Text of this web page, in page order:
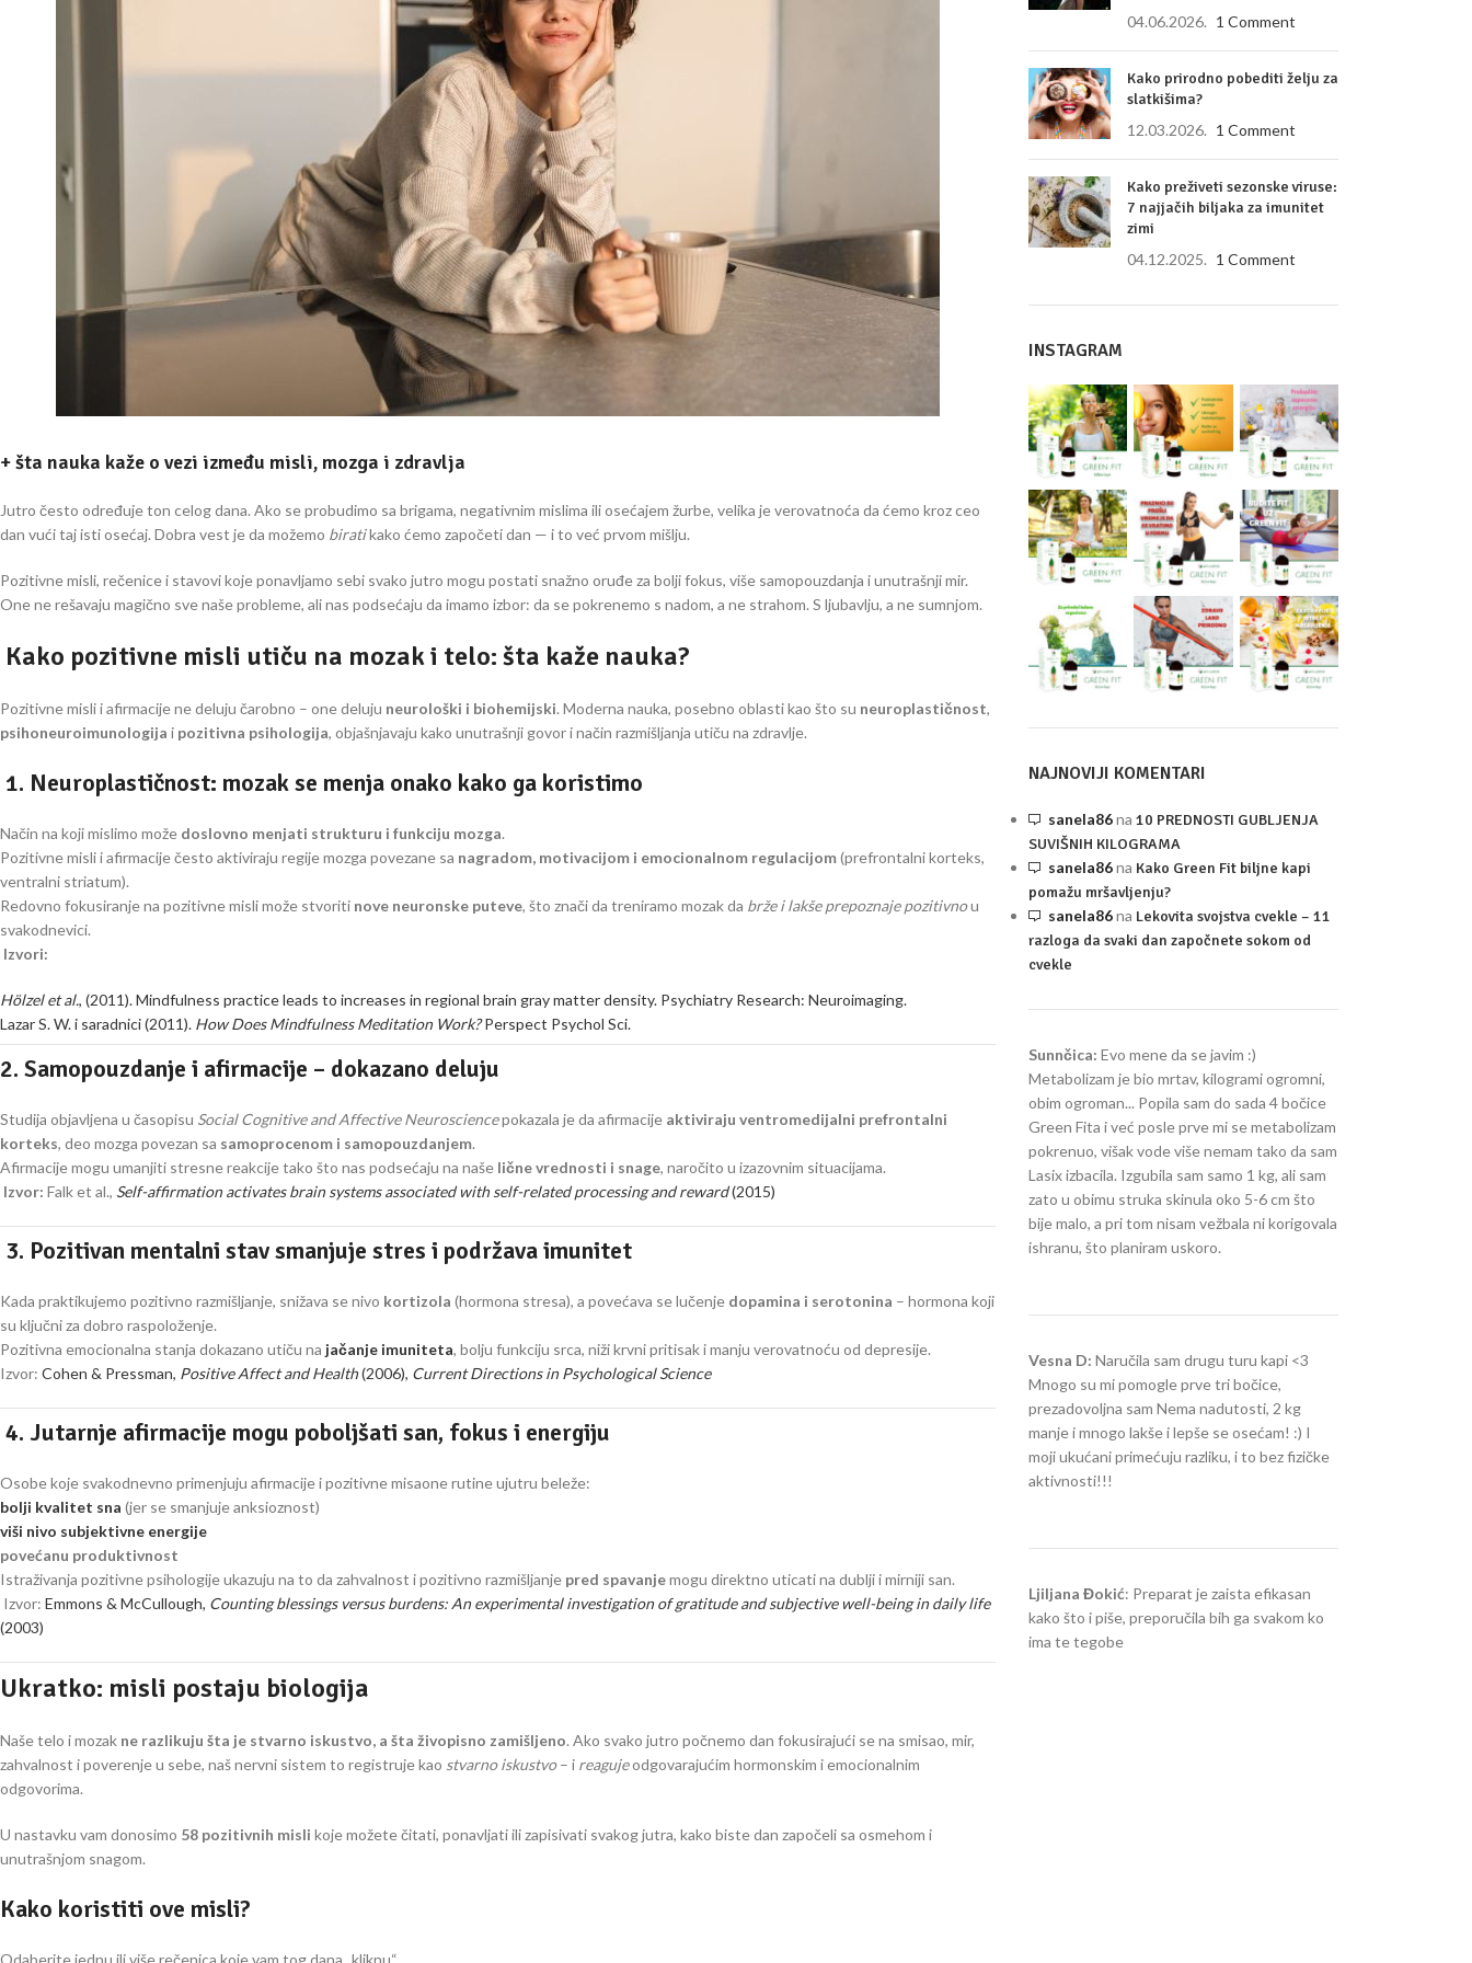
+ šta nauka kaže o vezi između misli, mozga i zdravlja
Jutro često određuje ton celog dana. Ako se probudimo sa brigama, negativnim mislima ili osećajem žurbe, velika je verovatnoća da ćemo kroz ceo
dan vući taj isti osećaj. Dobra vest je da možemo biratikako ćemo započeti dan — i to već prvom mišlju.
Pozitivne misli, rečenice i stavovi koje ponavljamo sebi svako jutro mogu postati snažno oruđe za bolji fokus, više samopouzdanja i unutrašnji mir.
One ne rešavaju magično sve naše probleme, ali nas podsećaju da imamo izbor: da se pokrenemo s nadom, a ne strahom. S ljubavlju, a ne sumnjom.
Kako pozitivne misli utiču na mozak i telo: šta kaže nauka?
Pozitivne misli i afirmacije ne deluju čarobno – one deluju neurološki i biohemijski. Moderna nauka, posebno oblasti kao što su neuroplastičnost,
psihoneuroimunologija i pozitivna psihologija, objašnjavaju kako unutrašnji govor i način razmišljanja utiču na zdravlje.
1. Neuroplastičnost: mozak se menja onako kako ga koristimo
Način na koji mislimo može doslovno menjati strukturu i funkciju mozga.
Pozitivne misli i afirmacije često aktiviraju regije mozga povezane sa nagradom, motivacijom i emocionalnom regulacijom(prefrontalni korteks,
ventralni striatum).
Redovno fokusiranje na pozitivne misli može stvoriti nove neuronske puteve, što znači da treniramo mozak da brže i lakše prepoznaje pozitivnou
svakodnevici.
Izvori:
Hölzel et al., (2011). Mindfulness practice leads to increases in regional brain gray matter density. Psychiatry Research: Neuroimaging.
Lazar S. W. i saradnici (2011). How Does Mindfulness Meditation Work?Perspect Psychol Sci.
2. Samopouzdanje i afirmacije – dokazano deluju
Studija objavljena u časopisu Social Cognitive and Affective Neurosciencepokazala je da afirmacije aktiviraju ventromedijalni prefrontalni
korteks, deo mozga povezan sa samoprocenom i samopouzdanjem.
Afirmacije mogu umanjiti stresne reakcije tako što nas podsećaju na naše lične vrednosti i snage, naročito u izazovnim situacijama.
Izvor: Falk et al., Self-affirmation activates brain systems associated with self-related processing and reward(2015)
3. Pozitivan mentalni stav smanjuje stres i podržava imunitet
Kada praktikujemo pozitivno razmišljanje, snižava se nivo kortizola (hormona stresa), a povećava se lučenje dopamina i serotonina – hormona koji
su ključni za dobro raspoloženje.
Pozitivna emocionalna stanja dokazano utiču na jačanje imuniteta, bolju funkciju srca, niži krvni pritisak i manju verovatnoću od depresije.
Izvor: Cohen & Pressman, Positive Affect and Health(2006), Current Directions in Psychological Science
4. Jutarnje afirmacije mogu poboljšati san, fokus i energiju
Osobe koje svakodnevno primenjuju afirmacije i pozitivne misaone rutine ujutru beleže:
bolji kvalitet sna (jer se smanjuje anksioznost)
viši nivo subjektivne energije
povećanu produktivnost
Istraživanja pozitivne psihologije ukazuju na to da zahvalnost i pozitivno razmišljanje pred spavanjemogu direktno uticati na dublji i mirniji san.
Izvor: Emmons & McCullough, Counting blessings versus burdens: An experimental investigation of gratitude and subjective well-being in daily life
(2003)
Ukratko: misli postaju biologija
Naše telo i mozak ne razlikuju šta je stvarno iskustvo, a šta živopisno zamišljeno. Ako svako jutro počnemo dan fokusirajući se na smisao, mir,
zahvalnost i poverenje u sebe, naš nervni sistem to registruje kao stvarno iskustvo– i reagujeodgovarajućim hormonskim i emocionalnim
odgovorima.
U nastavku vam donosimo 58 pozitivnih misli koje možete čitati, ponavljati ili zapisivati svakog jutra, kako biste dan započeli sa osmehom i
unutrašnjom snagom.
Kako koristiti ove misli?
04.06.2026. 1 Comment
Kako prirodno pobediti želju za
slatkišima?
12.03.2026. 1 Comment
Kako preživeti sezonske viruse:
7 najjačih biljaka za imunitet
zimi
04.12.2025. 1 Comment
INSTAGRAM
NAJNOVIJI KOMENTARI
sanela86na 10 PREDNOSTI GUBLJENJA
SUVIŠNIH KILOGRAMA
sanela86na Kako Green Fit biljne kapi
pomažu mršavljenju?
sanela86na Lekovita svojstva cvekle – 11
razloga da svaki dan započnete sokom od
cvekle
Sunnčica: Evo mene da se javim :)
Metabolizam je bio mrtav, kilogrami ogromni,
obim ogroman... Popila sam do sada 4 bočice
Green Fita i već posle prve mi se metabolizam
pokrenuo, višak vode više nemam tako da sam
Lasix izbacila. Izgubila sam samo 1 kg, ali sam
zato u obimu struka skinula oko 5-6 cm što
bije malo, a pri tom nisam vežbala ni korigovala
ishranu, što planiram uskoro.
Vesna D: Naručila sam drugu turu kapi <3
Mnogo su mi pomogle prve tri bočice,
prezadovoljna sam Nema nadutosti, 2 kg
manje i mnogo lakše i lepše se osećam! :) I
moji ukućani primećuju razliku, i to bez fizičke
aktivnosti!!!
Ljiljana Đokić: Preparat je zaista efikasan
kako što i piše, preporučila bih ga svakom ko
ima te tegobe